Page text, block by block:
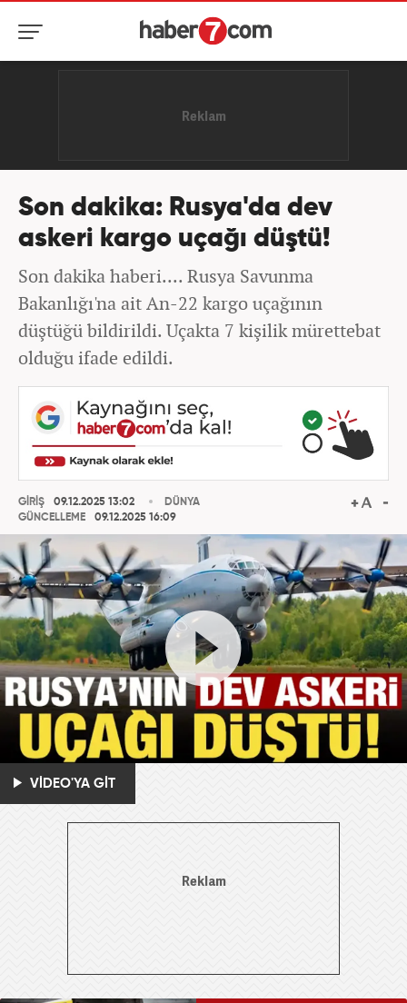
Son dakika: Rusya'da dev
askeri kargo uçağı düştü!
Son dakika haberi.... Rusya Savunma
Bakanlığı'na ait An-22 kargo uçağının
düştüğü bildirildi. Uçakta 7 kişilik mürettebat
olduğu ifade edildi.
GİRİŞ
09.12.2025 13:02
GÜNCELLEME
09.12.2025 16:09
DÜNYA
VİDEO'YA GİT